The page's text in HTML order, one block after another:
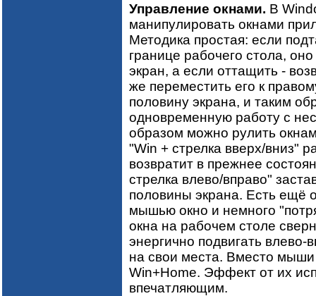
Управление окнами. В
манипулировать окнами
Методика простая: если
границе рабочего стола,
экран, а если оттащить -
же переместить его к
половину экрана, и таким
одновременную работу с
образом можно рулить
"Win + стрелка вверх/вниз"
возвратит в прежнее
стрелка влево/вправо"
половины экрана. Есть ещё
мышью окно и немного
окна на рабочем столе
энергично подвигать влево-
на свои места. Вместо
Win+Home. Эффект от их
впечатляющим.